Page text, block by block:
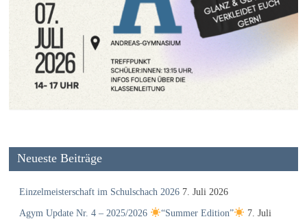
Neueste Beiträge
Einzelmeisterschaft im Schulschach 2026 7. Juli 2026
Agym Update Nr. 4 – 2025/2026 “Summer Edition”
7. Juli